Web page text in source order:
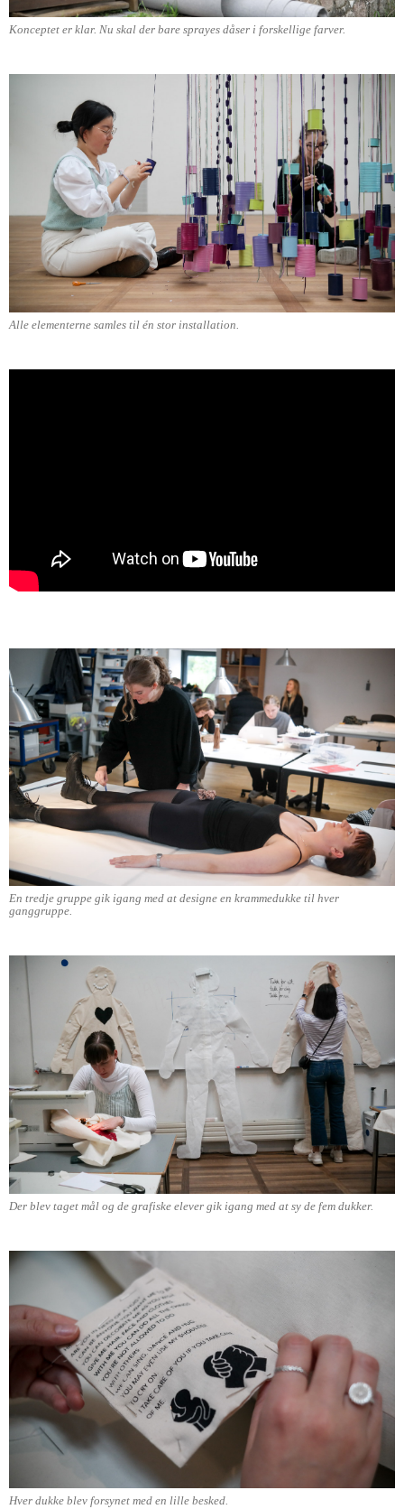
Konceptet er klar. Nu skal der bare sprayes dåser i forskellige farver.
Alle elementerne samles til én stor installation.
En tredje gruppe gik igang med at designe en krammedukke til hver
ganggruppe.
Der blev taget mål og de grafiske elever gik igang med at sy de fem dukker.
Hver dukke blev forsynet med en lille besked.